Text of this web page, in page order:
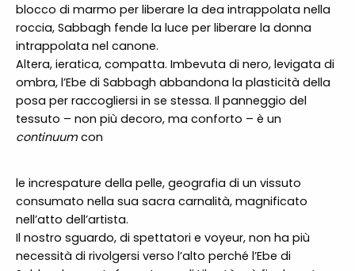
blocco di marmo per liberare la dea intrappolata nella
roccia, Sabbagh fende la luce per liberare la donna
intrappolata nel canone.
Altera, ieratica, compatta. Imbevuta di nero, levigata di
ombra, l’Ebe di Sabbagh abbandona la plasticità della
posa per raccogliersi in se stessa. Il panneggio del
tessuto – non più decoro, ma conforto – è un
continuumcon
le increspature della pelle, geografia di un vissuto
consumato nella sua sacra carnalità, magnificato
nell’atto dell’artista.
Il nostro sguardo, di spettatori e voyeur, non ha più
necessità di rivolgersi verso l’alto perché l’Ebe di